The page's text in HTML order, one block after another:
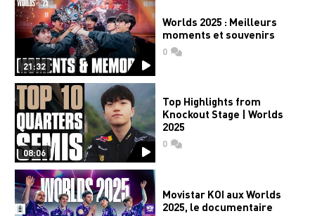
21:32
Worlds 2025 : Meilleurs
moments et souvenirs
0commentaires
08:06
Top Highlights from
Knockout Stage | Worlds
2025
0commentaires
Movistar KOI aux Worlds
2025, le documentaire